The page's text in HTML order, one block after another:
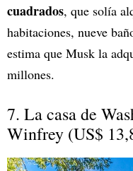
cuadrados, que solía
habitaciones, nueve
estima que Musk la
millones.
7. La casa de
Winfrey (US$